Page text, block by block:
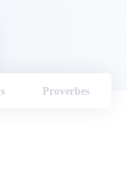
Proverbes